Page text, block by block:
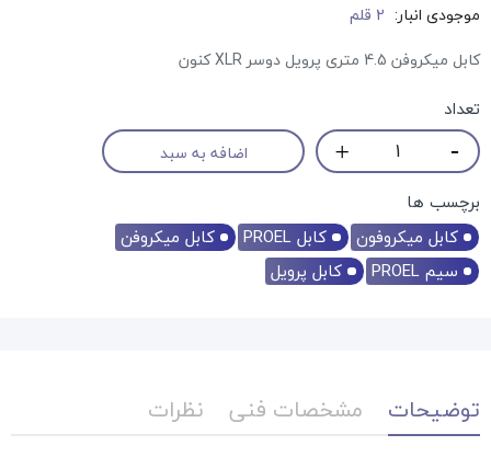
موجودی انبار: 2 قلم
کابل میکروفن 4.5 متری پرویل دوسر XLR کنون
تعداد
اضافه به سبد
برچسب ها
کابل میکروفون
کابل PROEL
کابل میکروفن
سیم PROEL
کابل پرویل
توضیحات مشخصات فنی نظرات